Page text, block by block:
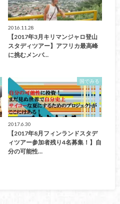
2016.11.28
【2017年3月キリマンジャロ登山
スタディツアー】アフリカ最高峰
に挑むメンバ…
国でみる
2017.6.30
【2017年8月フィンランドスタデ
ィツアー参加者残り4名募集！】自
分の可能性…